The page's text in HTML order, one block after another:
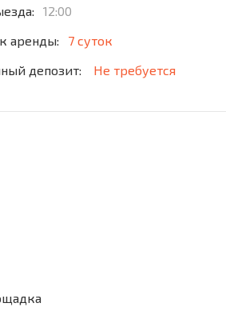
12:00
аренды:
7 суток
депозит:
Не требуется